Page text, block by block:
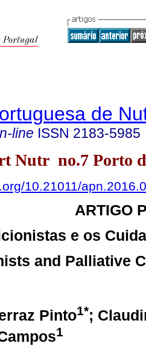
de
line ISSN 2183-5985
Nutr no.7 Porto
10.21011/
ARTIGO
e os
and Palliative
Pinto1*;
1